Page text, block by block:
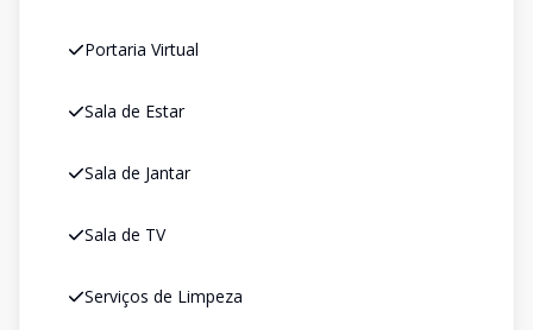
Portaria Virtual
Sala de Estar
Sala de Jantar
Sala de TV
Serviços de Limpeza